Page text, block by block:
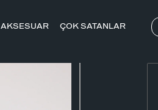
AKSESUAR ÇOK SATANLAR